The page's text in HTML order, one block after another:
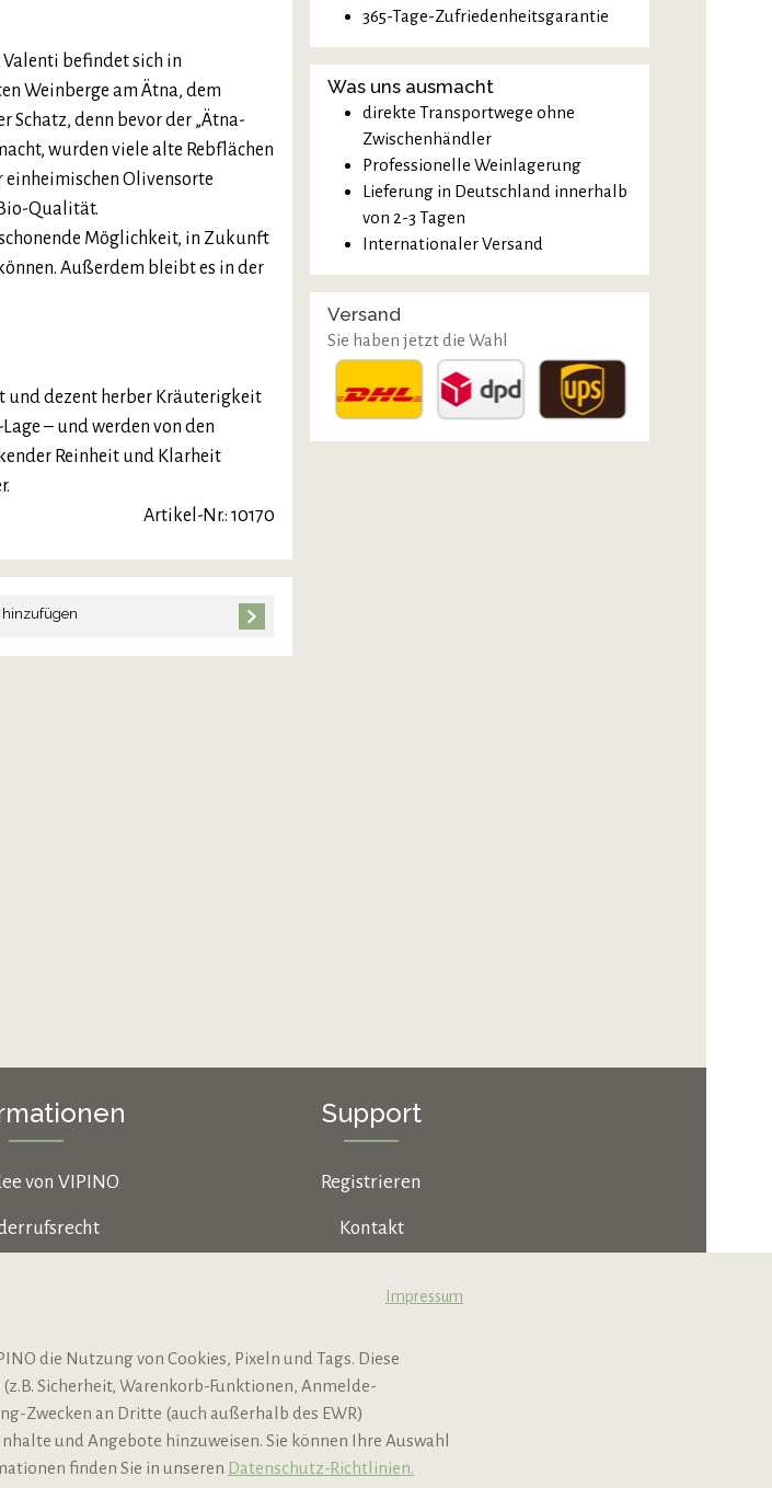
Valenti befindet sich in
Weinberge am Ätna, dem
Schatz, denn bevor der „Ätna-
wurden viele alte Rebflächen
einheimischen Olivensorte
Qualität.
Möglichkeit, in Zukunft
Außerdem bleibt es in der
und dezent herber Kräuterigkeit
– und werden von den
Reinheit und Klarheit
Artikel-Nr.: 10170
365-Tage-Zufriedenheitsgarantie
Was uns ausmacht
direkte Transportwege ohne
Zwischenhändler
Professionelle Weinlagerung
Lieferung in Deutschland innerhalb
von 2-3 Tagen
Internationaler Versand
Versand
Sie haben jetzt die Wahl
von VIPINO
Support
Registrieren
Kontakt
Newsletter
Impressum
die Nutzung von Cookies, Pixeln und Tags. Diese
Sicherheit, Warenkorb-Funktionen, Anmelde-
Zwecken an Dritte (auch außerhalb des EWR)
und Angebote hinzuweisen. Sie können Ihre Auswahl
finden Sie in unseren Datenschutz-Richtlinien.